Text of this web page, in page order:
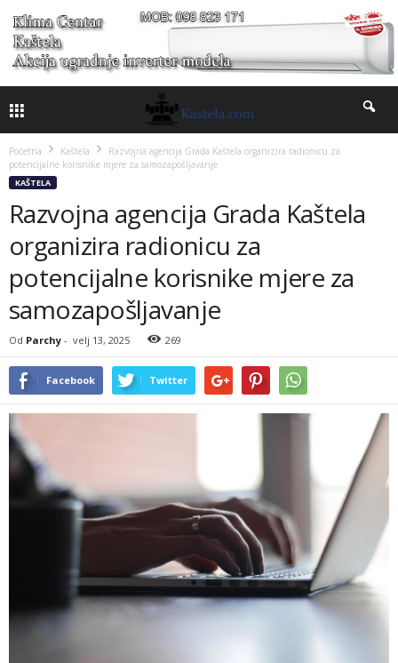
Početna Kaštela
Razvojna agencija Grada Kaštela organizira radionicu za
potencijalne korisnike mjere za samozapošljavanje
KAŠTELA
Razvojna agencija Grada Kaštela
organizira radionicu za
potencijalne korisnike mjere za
samozapošljavanje
Od Parchy - velj 13, 2025 269
Facebook Twitter